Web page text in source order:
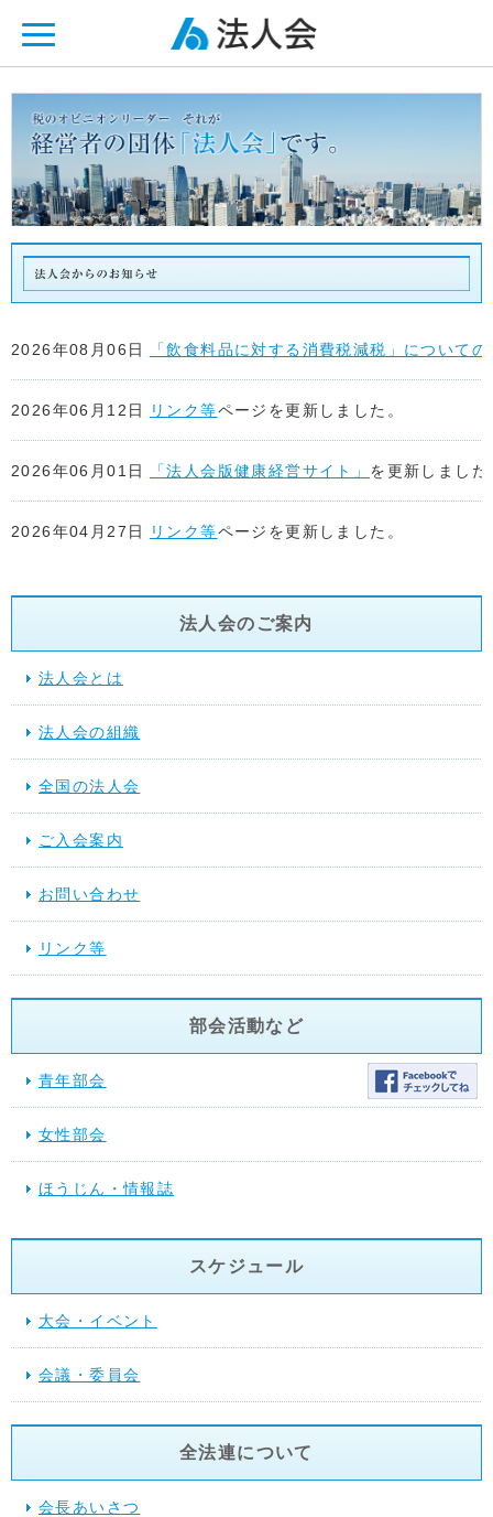
2026年08月06日 「飲食料品に対する消費税減税」について
2026年06月12日 リンク等ページを更新しました。
2026年06月01日 「法人会版健康経営サイト」 を更新しました
2026年04月27日 リンク等ページを更新しました。
2026年04月22日 リンク等ページを更新しました。
2026年04月17日 リンク等ページを更新しました。
2025年12月10日 提言活動（行動する法人会）を更新しました
2025年11月28日 スケジュールを更新しました。
法人会のご案内
法人会とは
法人会の組織
全国の法人会
ご入会案内
お問い合わせ
リンク等
部会活動など
青年部会
女性部会
ほうじん・情報誌
スケジュール
大会・イベント
会議・委員会
全法連について
会長あいさつ